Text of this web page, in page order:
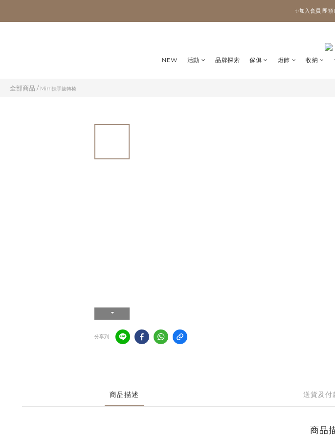
✨加入會員 即領
✨加入會員 即領
NEW 活動 品牌探索 傢俱 燈飾 收納
全部商品 / Mirri扶手旋轉椅
分享到
商品描述 送貨及付
商品